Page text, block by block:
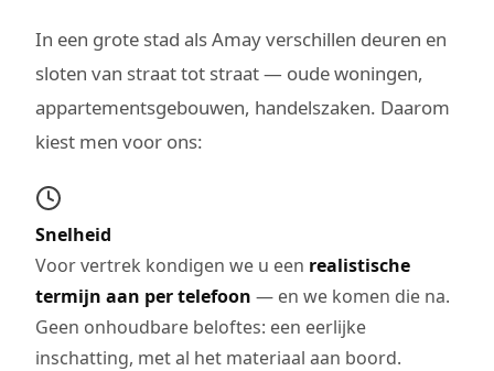
In een grote stad als Amay verschillen deuren en
sloten van straat tot straat — oude woningen,
appartementsgebouwen, handelszaken. Daarom
kiest men voor ons:
Snelheid
Voor vertrek kondigen we u een realistische
termijn aan per telefoon — en we komen die na.
Geen onhoudbare beloftes: een eerlijke
inschatting, met al het materiaal aan boord.